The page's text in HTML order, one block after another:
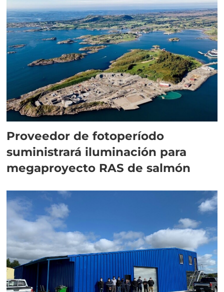
Proveedor de fotoperíodo
suministrará iluminación para
megaproyecto RAS de salmón